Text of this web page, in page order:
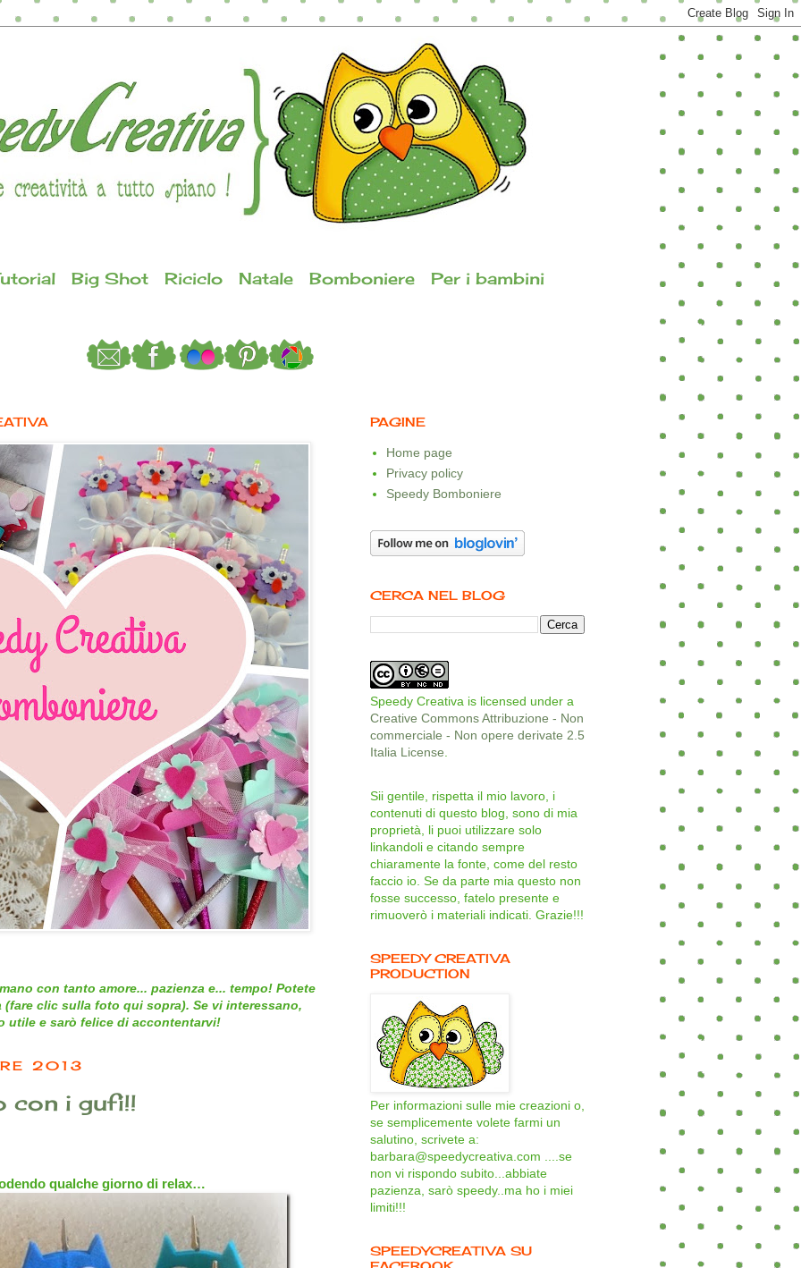
Big Shot Riciclo Natale Bomboniere Per i bambini
con tanto amore... pazienza e... tempo! Potete
(fare clic sulla foto qui sopra). Se vi interessano,
utile e sarò felice di accontentarvi!
2013
con i gufi!!
qualche giorno di relax…
PAGINE
Home page
Privacy policy
Speedy Bomboniere
CERCA NEL BLOG
Speedy Creativa is licensed under a
Creative Commons Attribuzione - Non
commerciale - Non opere derivate 2.5
Italia License
Sii gentile, rispetta il mio lavoro, i
contenuti di questo blog, sono di mia
proprietà, li puoi utilizzare solo
linkandoli e citando sempre
chiaramente la fonte, come del resto
faccio io. Se da parte mia questo non
fosse successo, fatelo presente e
rimuoverò i materiali indicati. Grazie!!!
SPEEDY CREATIVA
PRODUCTION
Per informazioni sulle mie creazioni o,
se semplicemente volete farmi un
salutino, scrivete a:
barbara@speedycreativa.com ....se
non vi rispondo subito...abbiate
pazienza, sarò speedy..ma ho i miei
limiti!!!
SPEEDYCREATIVA SU